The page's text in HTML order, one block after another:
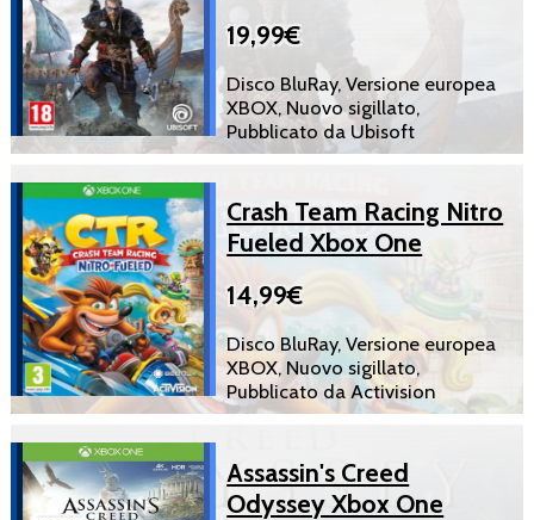
19,99€
Disco BluRay, Versione europea
XBOX, Nuovo sigillato,
Pubblicato da Ubisoft
Crash Team Racing Nitro
Fueled Xbox One
14,99€
Disco BluRay, Versione europea
XBOX, Nuovo sigillato,
Pubblicato da Activision
Assassin's Creed
Odyssey Xbox One